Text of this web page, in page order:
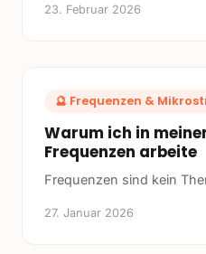
23. Februar 2026
🔮 Frequenzen &
Warum ich in
Frequenzen arbeite
Frequenzen sind kein
27. Januar 2026